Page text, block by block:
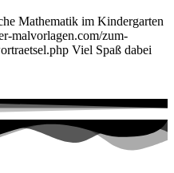
Mathematik im Kindergarten
malvorlagen.com/zum-
Viel Spaß dabei